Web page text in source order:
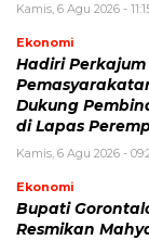
Kamis, 6 Agu 2026 -
Ekonomi
Hadiri Perkajum
Dukung
di Lapas
Kamis, 6 Agu 2026 -
Ekonomi
Bupati
Resmikan